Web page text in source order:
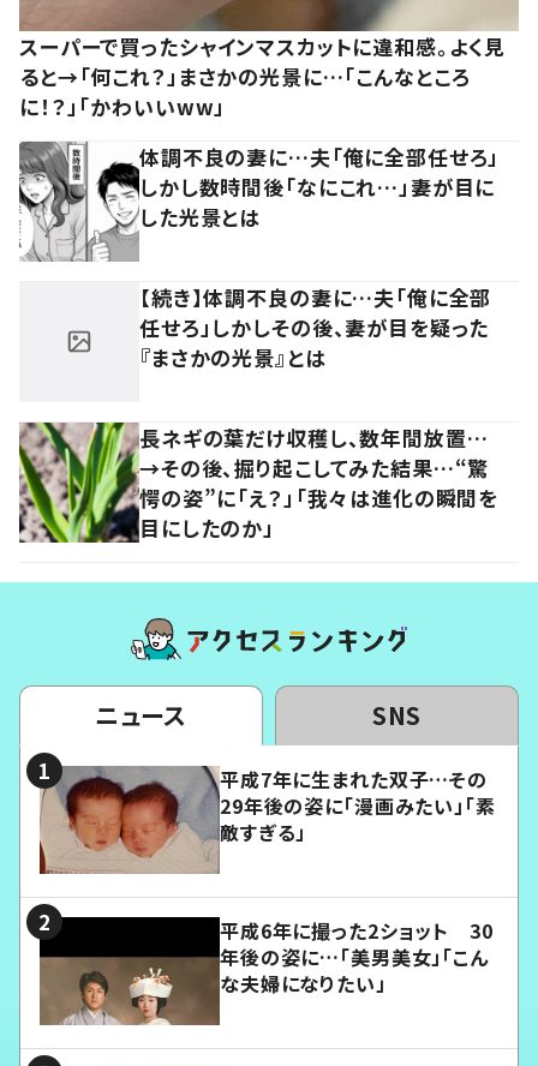
スーパーで買ったシャインマスカットに違和感。よく見
ると→「何これ？」まさかの光景に…「こんなところ
に！？」「かわいいww」
体調不良の妻に…夫「俺に全部任せろ」
しかし数時間後「なにこれ…」妻が目に
した光景とは
【続き】体調不良の妻に…夫「俺に全部
任せろ」しかしその後、妻が目を疑った
『まさかの光景』とは
長ネギの葉だけ収穫し、数年間放置…
→その後、掘り起こしてみた結果…“驚
愕の姿”に「え？」「我々は進化の瞬間を
目にしたのか」
ニュース SNS
平成7年に生まれた双子…その
29年後の姿に「漫画みたい」「素
敵すぎる」
平成6年に撮った2ショット 30
年後の姿に…「美男美女」「こん
な夫婦になりたい」